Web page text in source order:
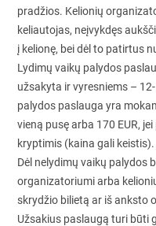
pradžios. Kelionių
keliautojas, neįvykdęs
į kelionę, bei dėl to patirtus
Lydimų vaikų palydos
užsakyta ir vyresniems –
palydos paslauga yra
vieną pusę arba 170 EUR,
kryptimis (kaina gali keistis).
Dėl nelydimų vaikų palydos
organizatoriumi arba
skrydžio bilietą ar iš anksto
Užsakius paslaugą turi būti